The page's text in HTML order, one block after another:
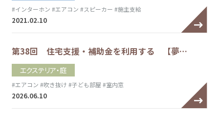
#インターホン #エアコン #スピーカー #施主支給
2021.02.10
第38回 住宅支援・補助金を利用する 【夢…
エクステリア・庭
#エアコン #吹き抜け #子ども部屋 #室内窓
2026.06.10